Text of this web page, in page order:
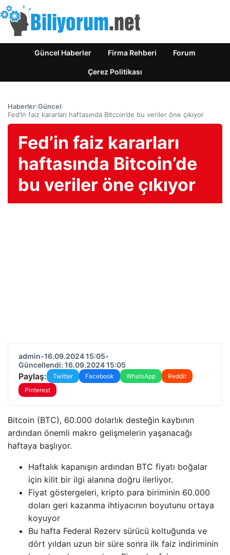
Güncel Haberler Firma Rehberi Forum
Çerez Politikası
Haberler›Güncel›
Fed’in faiz kararları haftasında Bitcoin’de bu veriler öne çıkıyor
Fed’in faiz kararları
haftasında Bitcoin’de
bu veriler öne çıkıyor
admin•16.09.2024 15:05•
Güncellendi: 16.09.2024 15:05
Paylaş: Twitter Facebook WhatsApp
Reddit
Pinterest
Bitcoin (BTC), 60.000 dolarlık desteğin kaybının
ardından önemli makro gelişmelerin yaşanacağı
haftaya başlıyor.
Haftalık kapanışın ardından BTC fiyatı boğalar
için kilit bir ilgi alanına doğru ilerliyor.
Fiyat göstergeleri, kripto para biriminin 60.000
doları geri kazanma ihtiyacının boyutunu ortaya
koyuyor
Bu hafta Federal Rezerv sürücü koltuğunda ve
dört yıldan uzun bir süre sonra ilk faiz indiriminin